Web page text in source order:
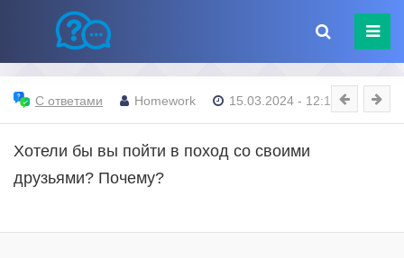
С ответами Homework 15.03.2024 - 12:14
Хотели бы вы пойти в поход со своими
друзьями? Почему?